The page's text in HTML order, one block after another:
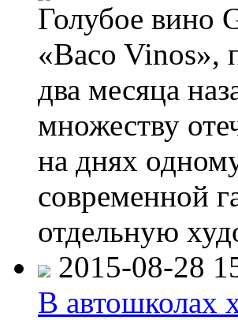
Голубое вино
«Baco Vinos»,
два месяца
множеству
на днях
современной
отдельную
2015-08-28
В автошколах